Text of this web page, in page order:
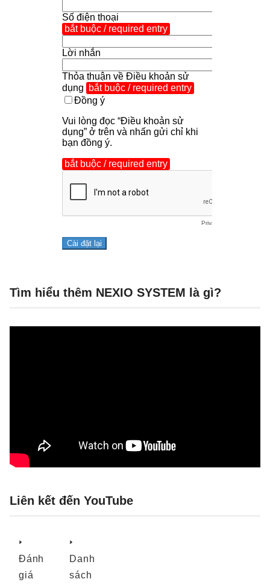
Tìm hiểu thêm NEXIO SYSTEM là gì?
Liên kết đến YouTube
Đánh
giá
Danh
sách